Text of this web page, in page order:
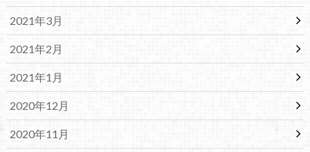
2021年3月
2021年2月
2021年1月
2020年12月
2020年11月